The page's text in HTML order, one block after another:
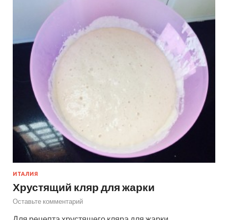
ИТАЛИЯ
Хрустящий кляр для жарки
Оставьте комментарий